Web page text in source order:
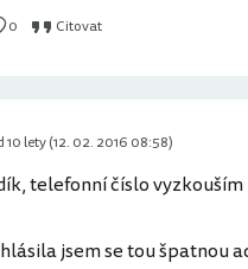
0 Citovat
telefonní číslo vyzkouším
jsem se tou špatnou
10 lety (12. 02. 2016 08:58)